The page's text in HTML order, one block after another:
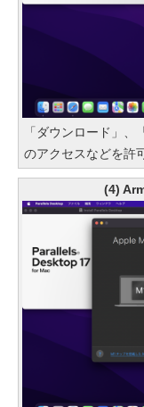
「ダウンロード」
のアクセスなどを許
(4)